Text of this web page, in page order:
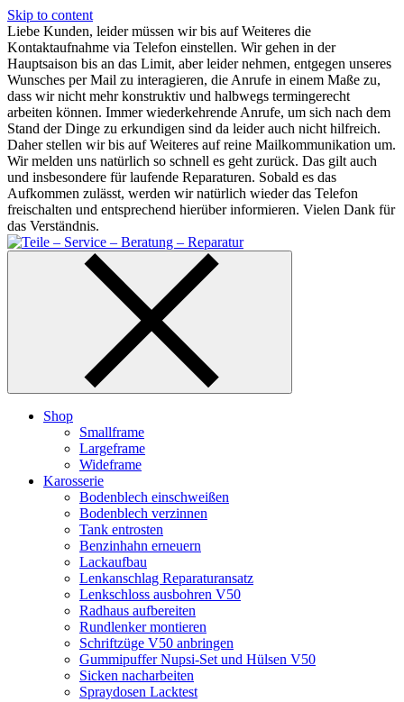
Skip to content
Liebe Kunden, leider müssen wir bis auf Weiteres die
Kontaktaufnahme via Telefon einstellen. Wir gehen in der
Hauptsaison bis an das Limit, aber leider nehmen, entgegen unseres
Wunsches per Mail zu interagieren, die Anrufe in einem Maße zu,
dass wir nicht mehr konstruktiv und halbwegs termingerecht
arbeiten können. Immer wiederkehrende Anrufe, um sich nach dem
Stand der Dinge zu erkundigen sind da leider auch nicht hilfreich.
Daher stellen wir bis auf Weiteres auf reine Mailkommunikation um.
Wir melden uns natürlich so schnell es geht zurück. Das gilt auch
und insbesondere für laufende Reparaturen. Sobald es das
Aufkommen zulässt, werden wir natürlich wieder das Telefon
freischalten und entsprechend hierüber informieren. Vielen Dank für
das Verständnis.
Shop
Smallframe
Largeframe
Wideframe
Karosserie
Bodenblech einschweißen
Bodenblech verzinnen
Tank entrosten
Benzinhahn erneuern
Lackaufbau
Lenkanschlag Reparaturansatz
Lenkschloss ausbohren V50
Radhaus aufbereiten
Rundlenker montieren
Schriftzüge V50 anbringen
Gummipuffer Nupsi-Set und Hülsen V50
Sicken nacharbeiten
Spraydosen Lacktest